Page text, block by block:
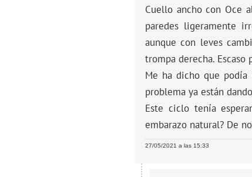
Cuello ancho con Oce
paredes ligeramente
aunque con leves
trompa derecha.
Me ha dicho que
problema ya están
Este ciclo tenía
embarazo natural? De
27/05/2021 a las 15:33